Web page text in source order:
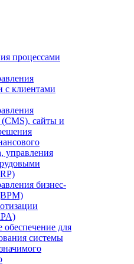
процессами
с клиентами
сайты и
управления
бизнес-
для
системы